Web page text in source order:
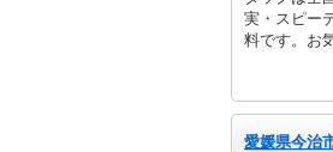
実・スピー
料です。お